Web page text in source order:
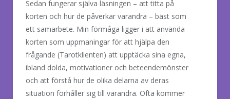
Sedan fungerar själva läsningen – att titta på
korten och hur de påverkar varandra – bäst som
ett samarbete. Min förmåga ligger i att använda
korten som uppmaningar för att hjälpa den
frågande (Tarotklienten) att upptäcka sina egna,
ibland dolda, motivationer och beteendemönster
och att förstå hur de olika delarna av deras
situation förhåller sig till varandra. Ofta kommer